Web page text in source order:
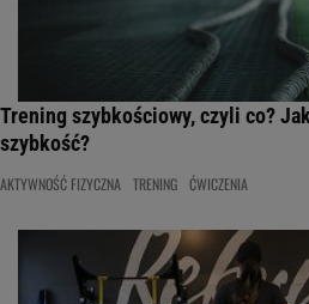
Trening szybkościowy, czyli co?
szybkość?
AKTYWNOŚĆ FIZYCZNA TRENING ĆWICZENIA